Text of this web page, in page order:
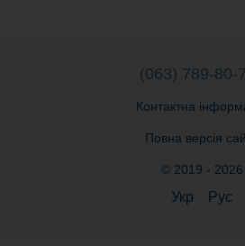
(063) 789-80-
Контактна
Повна версія
© 2019 - 2026
Укр Рус